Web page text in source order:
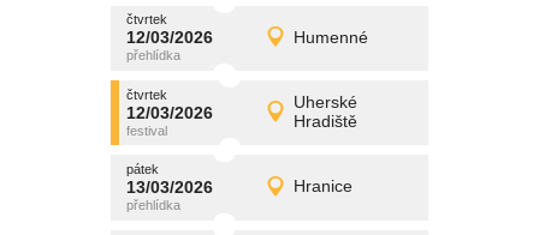
čtvrtek
12/03/2026 Humenné
čtvrtek
12/03/2026 Detail
promítání
čtvrtek
12/03/2026
Uherské
Hradiště
čtvrtek
12/03/2026 Detail
promítání
pátek
13/03/2026 Hranice
pátek
13/03/2026 Detail
promítání